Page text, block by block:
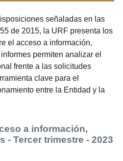
señaladas en las
de 2015, la URF presenta los
el acceso a información,
permiten analizar el
frente a las solicitudes
clave para el
entre la Entidad y la
a información,
- Tercer trimestre - 2023